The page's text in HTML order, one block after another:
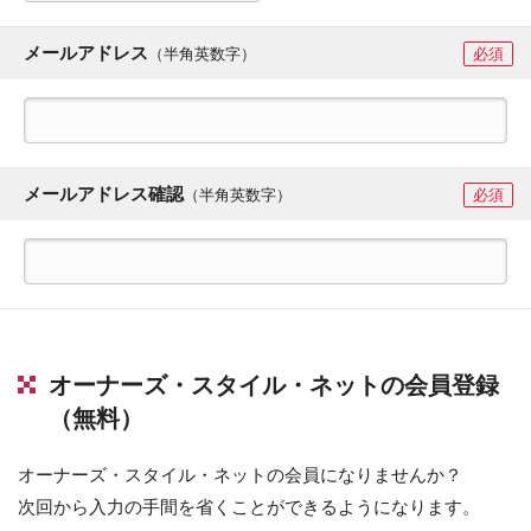
メールアドレス （半角英数字） 必須
メールアドレス確認（半角英数字） 必須
オーナーズ・スタイル・ネットの会員登録
（無料）
オーナーズ・スタイル・ネットの会員になりませんか？
次回から入力の手間を省くことができるようになります。